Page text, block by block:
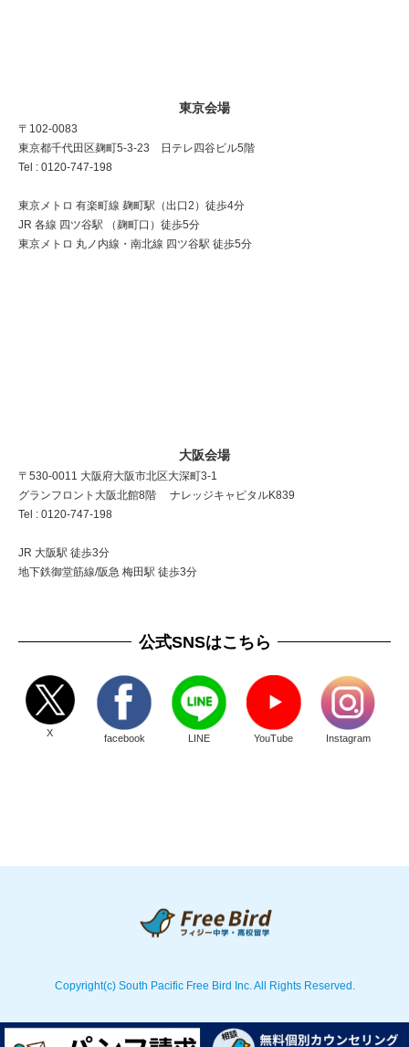
東京会場
〒102-0083
東京都千代田区麹町5-3-23 日テレ四谷ビル5階
Tel : 0120-747-198
東京メトロ 有楽町線 麹町駅（出口2）徒歩4分
JR 各線 四ツ谷駅 （麹町口）徒歩5分
東京メトロ 丸ノ内線・南北線 四ツ谷駅 徒歩5分
大阪会場
〒530-0011 大阪府大阪市北区大深町3-1
グランフロント大阪北館8階 ナレッジキャピタルK839
Tel : 0120-747-198
JR 大阪駅 徒歩3分
地下鉄御堂筋線/阪急 梅田駅 徒歩3分
公式SNSはこちら
X facebook LINE YouTube Instagram
Copyright(c) South Pacific Free Bird Inc. All Rights Reserved.